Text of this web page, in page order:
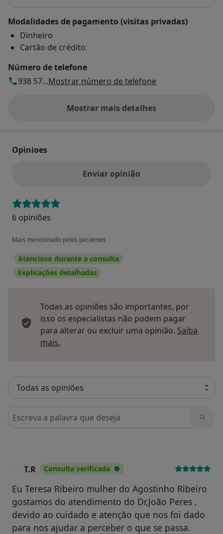
Modalidades de pagamento (visitas privadas)
Dinheiro
Cartão de crédito
Número de telefone
938 57...Mostrar número de telefone
Mostrar mais detalhes
sobre o endereço
Opinioes
Enviar opinião
6 opiniões
Mais mencionado pelos pacientes
Atencioso durante a consulta
Explicações detalhadas
Todas as opiniões são importantes, por
isso os especialistas não podem pagar
para alterar ou excluir uma opinião. Saiba
mais.
Pesquisar em opiniões
T.R Consulta verificada
Eu Teresa Ribeiro mulher do Agostinho Ribeiro
gostamos do atendimento do Dr,João Peres ,
devido ao cuidado e atenção que nos foi dado
para nos ajudar a perceber o que se passa.